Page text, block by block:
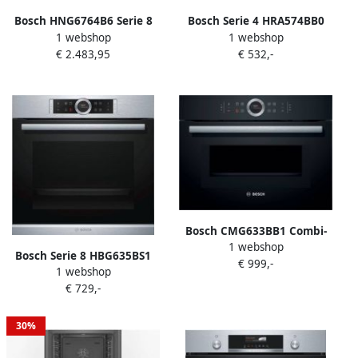
Bosch HNG6764B6 Serie 8
Inbouw oven met
stoomtoevoeging
1 webshop
€ 2.483,95
Bosch Serie 4 HRA574BB0
oven 71 l A Zwart
1 webshop
€ 532,-
Bosch Serie 8 HBG635BS1
oven Elektrische oven 71 l
Roestvrijstaal A+
1 webshop
€ 729,-
Bosch CMG633BB1 Combi-
magnetron 45 cm Zwart |
Inbouwovens |
1 webshop
€ 999,-
30%